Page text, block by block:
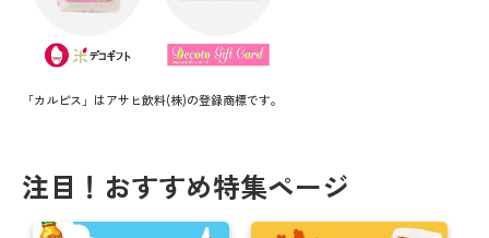
「カルピス」はアサヒ飲料(株)の登録商標です。
注目！おすすめ特集ページ